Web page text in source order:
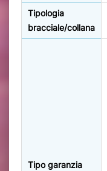
Tipologia
bracciale/collana
Tipo garanzia